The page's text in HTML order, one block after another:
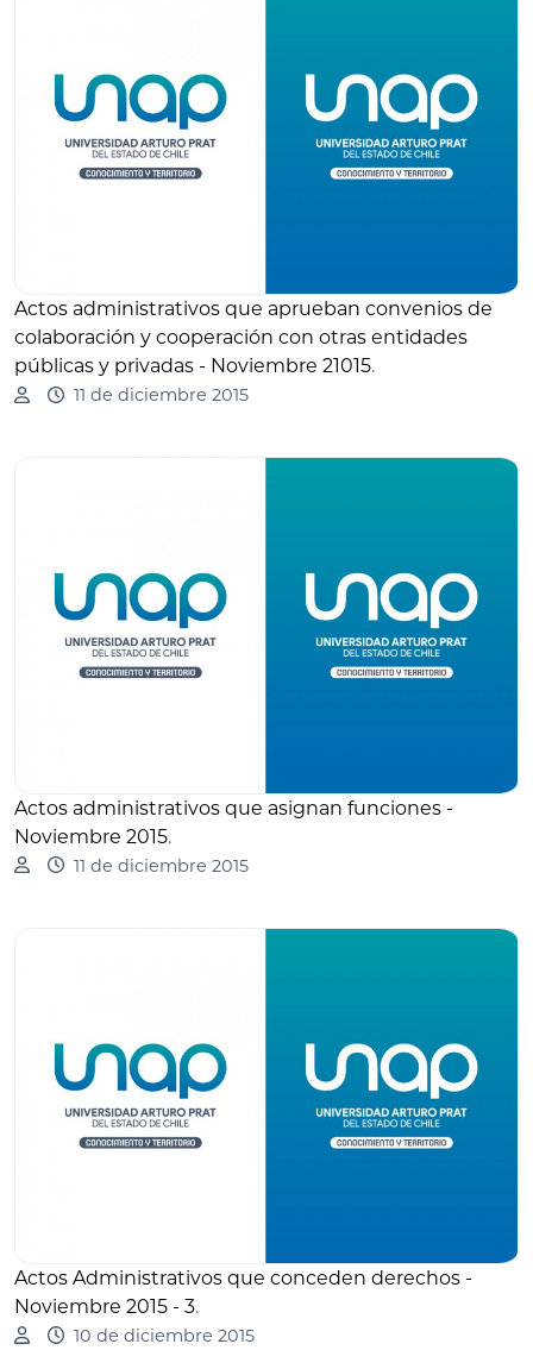
Actos administrativos que aprueban convenios de
colaboración y cooperación con otras entidades
públicas y privadas - Noviembre 21015.
11 de diciembre 2015
Actos administrativos que asignan funciones -
Noviembre 2015.
11 de diciembre 2015
Actos Administrativos que conceden derechos -
Noviembre 2015 - 3.
10 de diciembre 2015